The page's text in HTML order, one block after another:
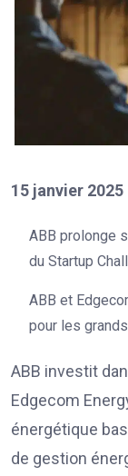
15 janvier 2025
ABB prolonge
du Startup
ABB et
pour les
ABB investit
Edgecom
énergétique
de gestion